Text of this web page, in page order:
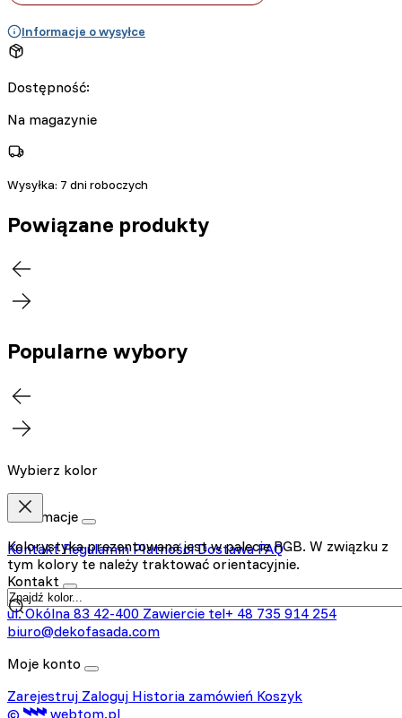
Informacje o wysyłce
Dostępność:
Na magazynie
Wysyłka: 7 dni roboczych
Powiązane produkty
Popularne wybory
Wybierz kolor
Kolorystyka prezentowana jest w palecie RGB. W związku z
tym kolory te należy traktować orientacyjnie.
Informacje
KontaktRegulaminPłatnościDostawaFAQ
Kontakt
ul. Okólna 83 42-400 Zawiercie tel+ 48 735 914 254
biuro@dekofasada.com
Moje konto
Zarejestruj Zaloguj Historia zamówień Koszyk
©
webtom.pl